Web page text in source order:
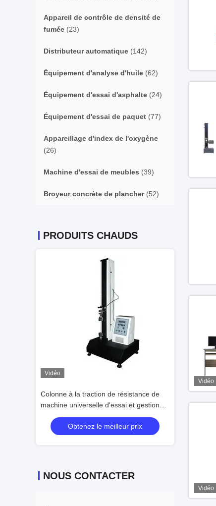
Appareil de contrôle de densité de
fumée (23)
Distributeur automatique (142)
Équipement d'analyse d'huile (62)
Équipement d'essai d'asphalte (24)
Équipement d'essai de paquet (77)
Appareillage d'index de l'oxygène
(26)
Machine d'essai de meubles (39)
Broyeur concrète de plancher(52)
PRODUITS CHAUDS
Protection de tension multifonctionnelle
de surcharge de machine d'essai
GB/T16491
Obtenez le meilleur prix
Machine
NOUS CONTACTER
Vidéo
Vidéo